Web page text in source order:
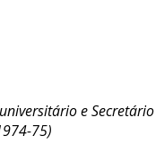
e Secretário
75)